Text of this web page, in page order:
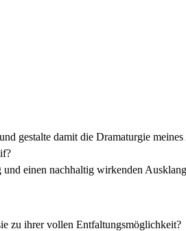
gestalte damit die Dramaturgie
einen nachhaltig wirkenden
zu ihrer vollen Entfaltungsmöglichkeit?